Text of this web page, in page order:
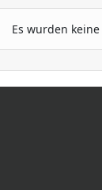
Es wurden